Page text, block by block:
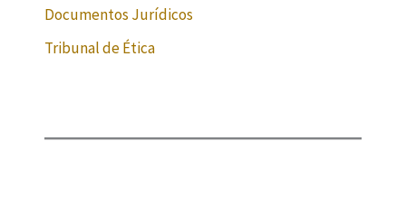
Documentos Jurídicos
Tribunal de Ética